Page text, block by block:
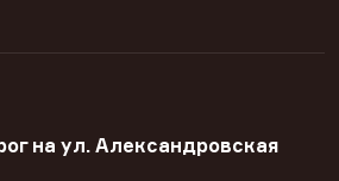
на ул. Александровская